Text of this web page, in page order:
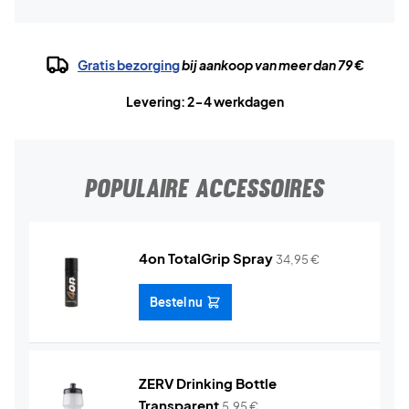
Gratis bezorgingbij aankoop van meer dan 79 €
Levering: 2-4 werkdagen
POPULAIRE ACCESSOIRES
4on TotalGrip Spray 34,95€
Bestel nu
ZERV Drinking Bottle
Transparent